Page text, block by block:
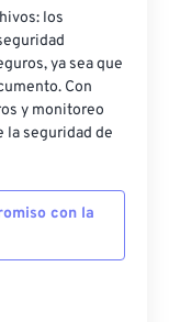
los
ya sea que
Con
y monitoreo
la seguridad de
con la